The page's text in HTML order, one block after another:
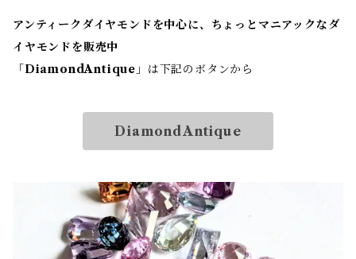
アンティークダイヤモンドを中心に、ちょっとマニアックなダ
イヤモンドを販売中
「 DiamondAntique 」は下記のボタンから
DiamondAntique